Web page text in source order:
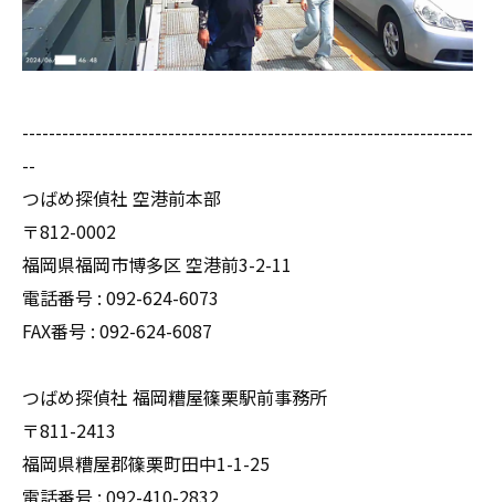
--------------------------------------------------------------------
--
つばめ探偵社 空港前本部
〒812-0002
福岡県福岡市博多区 空港前3-2-11
電話番号 : 092-624-6073
FAX番号 : 092-624-6087
つばめ探偵社 福岡糟屋篠栗駅前事務所
〒811-2413
福岡県糟屋郡篠栗町田中1-1-25